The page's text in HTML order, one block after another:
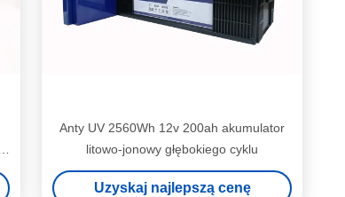
Anty UV 2560Wh 12v 200ah akumulator
litowo-jonowy głębokiego cyklu
Uzyskaj najlepszą cenę